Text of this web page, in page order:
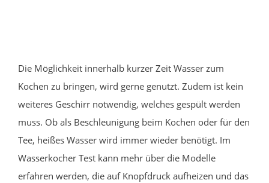
Die Möglichkeit innerhalb kurzer Zeit Wasser zum
Kochen zu bringen, wird gerne genutzt. Zudem ist kein
weiteres Geschirr notwendig, welches gespült werden
muss. Ob als Beschleunigung beim Kochen oder für den
Tee, heißes Wasser wird immer wieder benötigt. Im
Wasserkocher Test kann mehr über die Modelle
erfahren werden, die auf Knopfdruck aufheizen und das